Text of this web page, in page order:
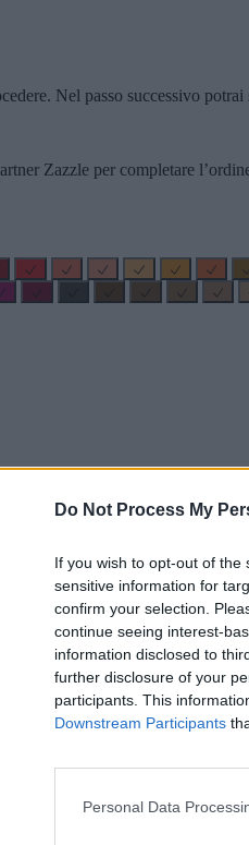
Do Not Process My
If you wish to opt-out of
sensitive information for
confirm your selection.
continue seeing interest-
information disclosed to
further disclosure of your
participants. This
Downstream Participants
Personal Data
Nel passo successivo
Zazzle per completare
del font per il download.